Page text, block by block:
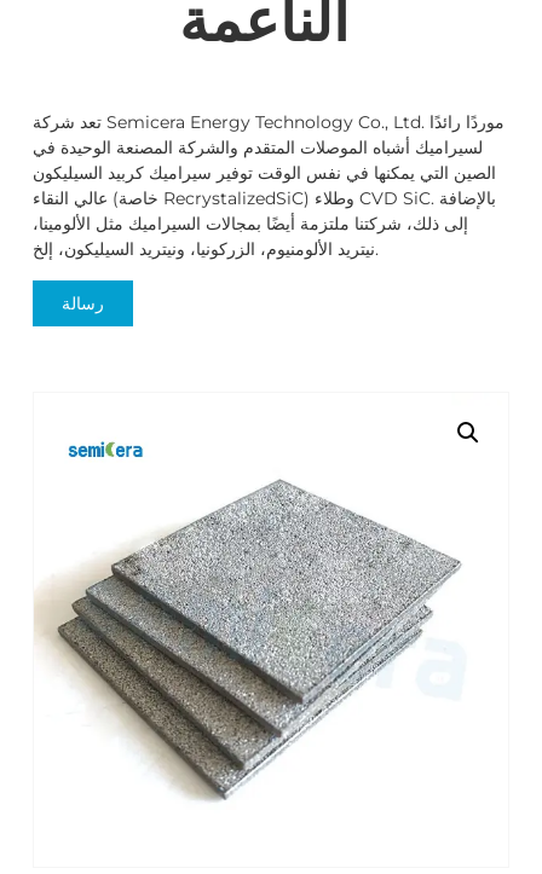
تعد شركة Semicera Energy Technology Co., Ltd. موردًا رائدًا
لسيراميك أشباه الموصلات المتقدم والشركة المصنعة الوحيدة في
الصين التي يمكنها في نفس الوقت توفير سيراميك كربيد السيليكون
عالي النقاء (خاصة RecrystalizedSiC) وطلاء CVD SiC. بالإضافة
إلى ذلك، شركتنا ملتزمة أيضًا بمجالات السيراميك مثل الألومينا،
نيتريد الألومنيوم، الزركونيا، ونيتريد السيليكون، إلخ.
رسالة